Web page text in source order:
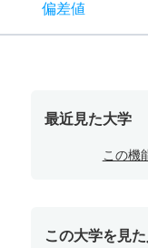
偏差値
最近見た大学
この機
この大学を見